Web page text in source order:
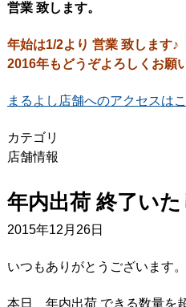
営業 致します。
年始は1/2より 営業 致します♪
2016年もどうぞよろしくお願
まるよし店舗へのアクセスは
カテゴリ
店舗情報
年内出荷 終了いた
2015年12月26日
いつもありがとうございます。
本日、年内出荷 できる数量を